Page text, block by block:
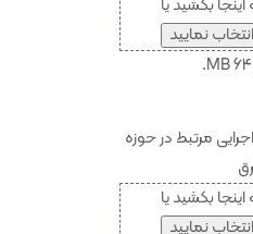
اینجا بکشید یا
نمایید
مرتبط در حوزه
اینجا بکشید یا
نمایید